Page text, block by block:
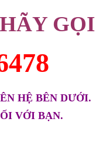
GỌI
HỆ BÊN DƯỚI.
VỚI BẠN.